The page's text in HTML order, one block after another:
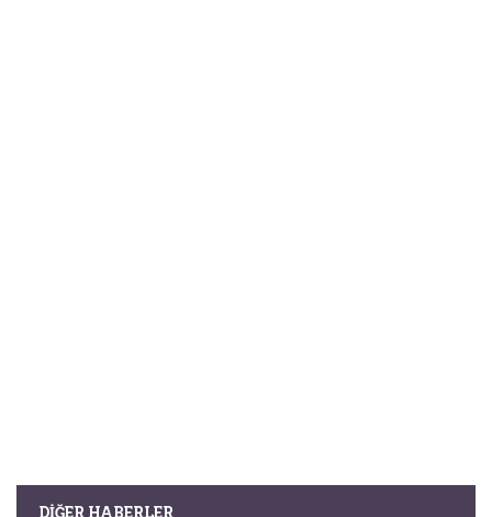
DIĞER HABERLER